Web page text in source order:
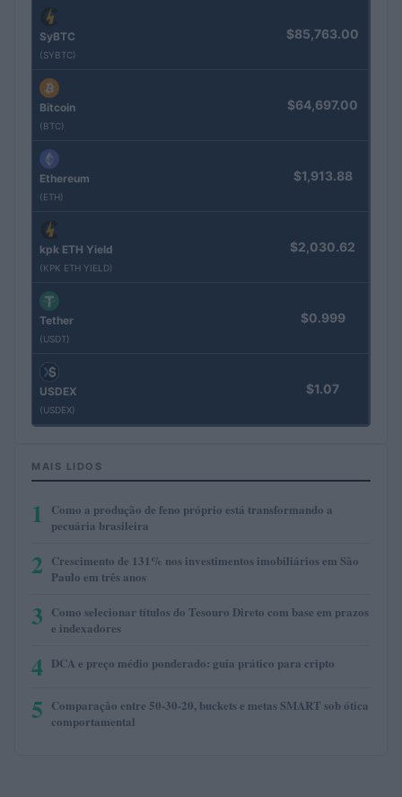
SyBTC
(SYBTC)
$85,763.00
Bitcoin
(BTC)
$64,697.00
Ethereum
(ETH)
$1,913.88
kpk ETH Yield
(KPK ETH YIELD)
$2,030.62
Tether
(USDT)
$0.999
USDEX
(USDEX)
$1.07
MAIS LIDOS
1
Como a produção de feno próprio está transformando a
pecuária brasileira
2 Crescimento de 131% nos investimentos imobiliários em São
Paulo em três anos
3 Como selecionar títulos do Tesouro Direto com base em prazos
e indexadores
4 DCA e preço médio ponderado: guia prático para cripto
5 Comparação entre 50-30-20, buckets e metas SMART sob ótica
comportamental